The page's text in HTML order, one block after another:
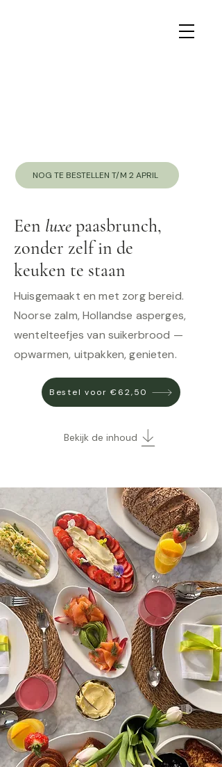
NOG TE BESTELLEN T/M 2 APRIL
Een luxepaasbrunch,
zonder zelf in de
keuken te staan
Huisgemaakt en met zorg bereid.
Noorse zalm, Hollandse asperges,
wentelteefjes van suikerbrood —
opwarmen, uitpakken, genieten.
Bestel voor €62,50
Bekijk de inhoud